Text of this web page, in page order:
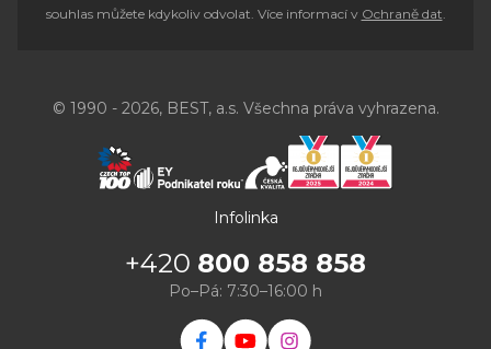
souhlas můžete kdykoliv odvolat. Více informací v Ochraně dat.
© 1990 - 2026, BEST, a.s. Všechna práva vyhrazena.
Infolinka
+420 800 858 858
Po–Pá: 7:30–16:00 h